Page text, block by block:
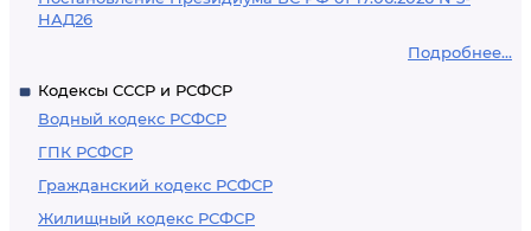
НАД26
Подробнее...
Кодексы СССР и РСФСР
Водный кодекс РСФСР
ГПК РСФСР
Гражданский кодекс РСФСР
Жилищный кодекс РСФСР